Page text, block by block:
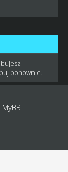
ponownie.
MyBB